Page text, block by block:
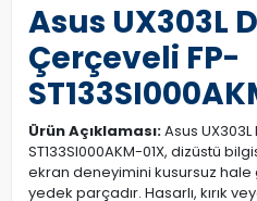
Asus UX303L
Çerçeveli FP-
Ürün Açıklaması:Asus
ST133SI000AKM-01X, dizüstü
ekran deneyimini kusursuz
yedek parçadır. Hasarlı, kırık